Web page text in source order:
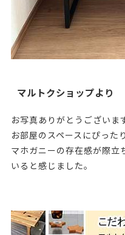
マルトクショップより
お写真ありがとうございま
お部屋のスペースにぴった
マホガニーの存在感が際立
いると感じました。